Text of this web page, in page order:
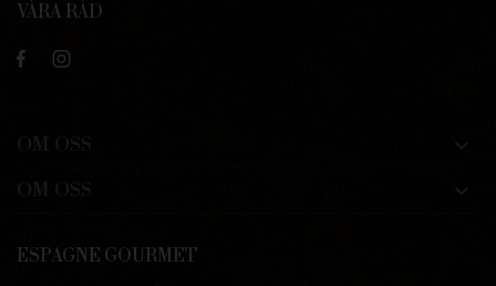
VÅRA RÅD
ESPAGNE GOURMET